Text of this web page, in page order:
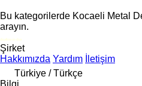
Bu kategorilerde Kocaeli Metal
arayın.
disallow-in-dsa
Şirket
Hakkımızda Yardım
İletişim
Türkiye / Türkçe
Bilgi